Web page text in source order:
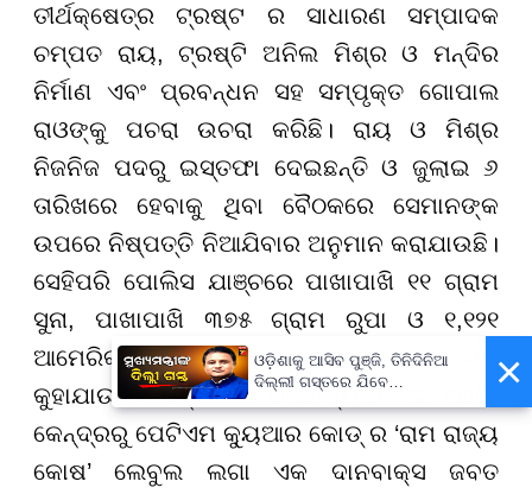
ତୀର୍ଥକ୍ଷେତ୍ର ଟ୍ରଷ୍ଟ ର ସାଧାରଣ ସମ୍ପାଦକ
ଚମ୍ପତ ରାୟ, ଟ୍ରଷ୍ଟି ଅନିଲ ମିଶ୍ର ଓ ମନ୍ଦିର
ନିର୍ମାଣ ଏବଂ ପ୍ରବନ୍ଧନ ସହ ସମ୍ପୃକ୍ତ ଗୋପାଲ
ରାଓଙ୍କୁ ପଚରା ଉଚରା କରିଛି। ରାୟ ଓ ମିଶ୍ର
ନିଜନିଜ ପଦରୁ ଇସ୍ତଫା ଦେଇଛନ୍ତି ଓ ଜୁଲାଇ ୬
ତାରିଖରେ ହେବାକୁ ଥିବା ବୈଠକରେ ସେମାନଙ୍କ
ଉପରେ ନିଷ୍ପତ୍ତି ନିଆଯିବାର ଅନୁମାନ କରାଯାଉଛି।
ସେହିପରି ପୋଲିସ ଯାଞ୍ଚରେ ପାଖାପାଖି ୧୧ ଗ୍ରାମ
ସୁନା, ପାଖାପାଖି ୩୭୫ ଗ୍ରାମ ରୁପା ଓ ୧,୧୨୧
ଆମେରିକୀୟ ଡଲାର ମଧ୍ୟ ଜବତ କରିଛି।
କୁହାଯାଉଛି ତଦନ୍ତକାରୀ ଅଯୋଧ୍ୟାର ଏକ ଯୋଗ
କେନ୍ଦ୍ରରୁ ପେଟିଏମ କ୍ୟୁଆର କୋଡ୍ ର ‘ରାମ ରାଜ୍ୟ
କୋଷ’ ଲେବୁଲ ଲଗା ଏକ ଦାନବାକ୍ସ ଜବତ
×
ଓଡ଼ିଶାକୁ ଆସିବ ପୁଞ୍ଜି, ତିନିଦିନିଆ
ଦିଲ୍ଲୀ ଗସ୍ତରେ ଯିବେ
ମୁଖ୍ୟମନ୍ତ୍ରୀ ମୋହନ ମାଝୀ